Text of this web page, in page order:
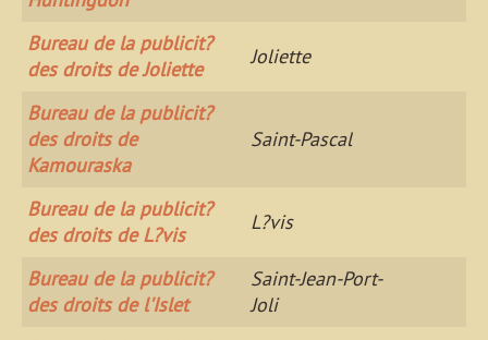
Bureau de la publicit?
des droits de Joliette
Joliette
Bureau de la publicit?
des droits de
Kamouraska
Saint-Pascal
Bureau de la publicit?
des droits de L?vis
L?vis
Bureau de la publicit?
des droits de l'Islet
Saint-Jean-Port-
Joli